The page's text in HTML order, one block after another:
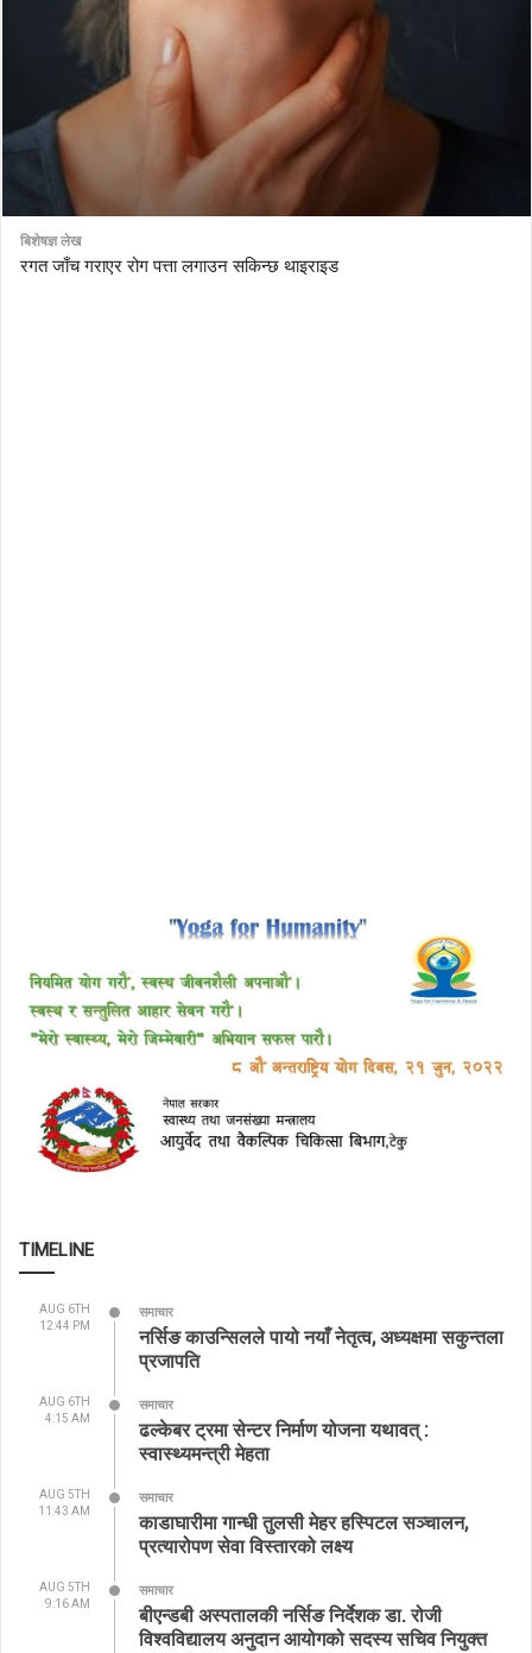
बिशेषज्ञ लेख
रगत जाँच गराएर रोग पत्ता लगाउन सकिन्छ थाइराइड
TIMELINE
AUG 6TH
12:44 PM
समाचार
नर्सिङ काउन्सिलले पायो नयाँ नेतृत्व, अध्यक्षमा सकुन्तला
प्रजापति
AUG 6TH
4:15 AM
समाचार
ढल्केबर ट्रमा सेन्टर निर्माण योजना यथावत् :
स्वास्थ्यमन्त्री मेहता
AUG 5TH
11:43 AM
समाचार
काडाघारीमा गान्धी तुलसी मेहर हस्पिटल सञ्चालन,
प्रत्यारोपण सेवा विस्तारको लक्ष्य
AUG 5TH
9:16 AM
समाचार
बीएन्डबी अस्पतालकी नर्सिङ निर्देशक डा. रोजी
विश्वविद्यालय अनुदान आयोगको सदस्य सचिव नियुक्त